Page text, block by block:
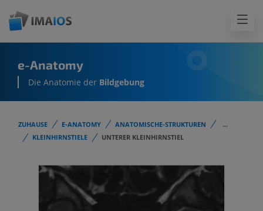
e-Anatomy
Die Anatomie der Bildgebung
ZUHAUSE E-ANATOMY ANATOMISCHE-STRUKTUREN
...
KLEINHIRNSTIELE
UNTERER KLEINHIRNSTIEL